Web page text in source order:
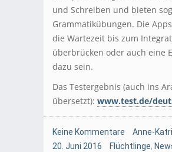
und Schreiben und bieten
Grammatikübungen. Die
die Wartezeit bis zum
überbrücken oder auch eine
dazu sein.
Das Testergebnis (auch ins
übersetzt): www.test.de/
Keine Kommentare
Anne-
20. Juni 2016
Flüchtlinge,